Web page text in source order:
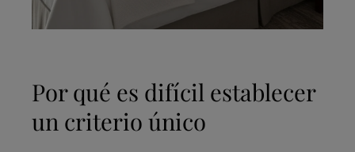
Por qué es difícil establecer
un criterio único